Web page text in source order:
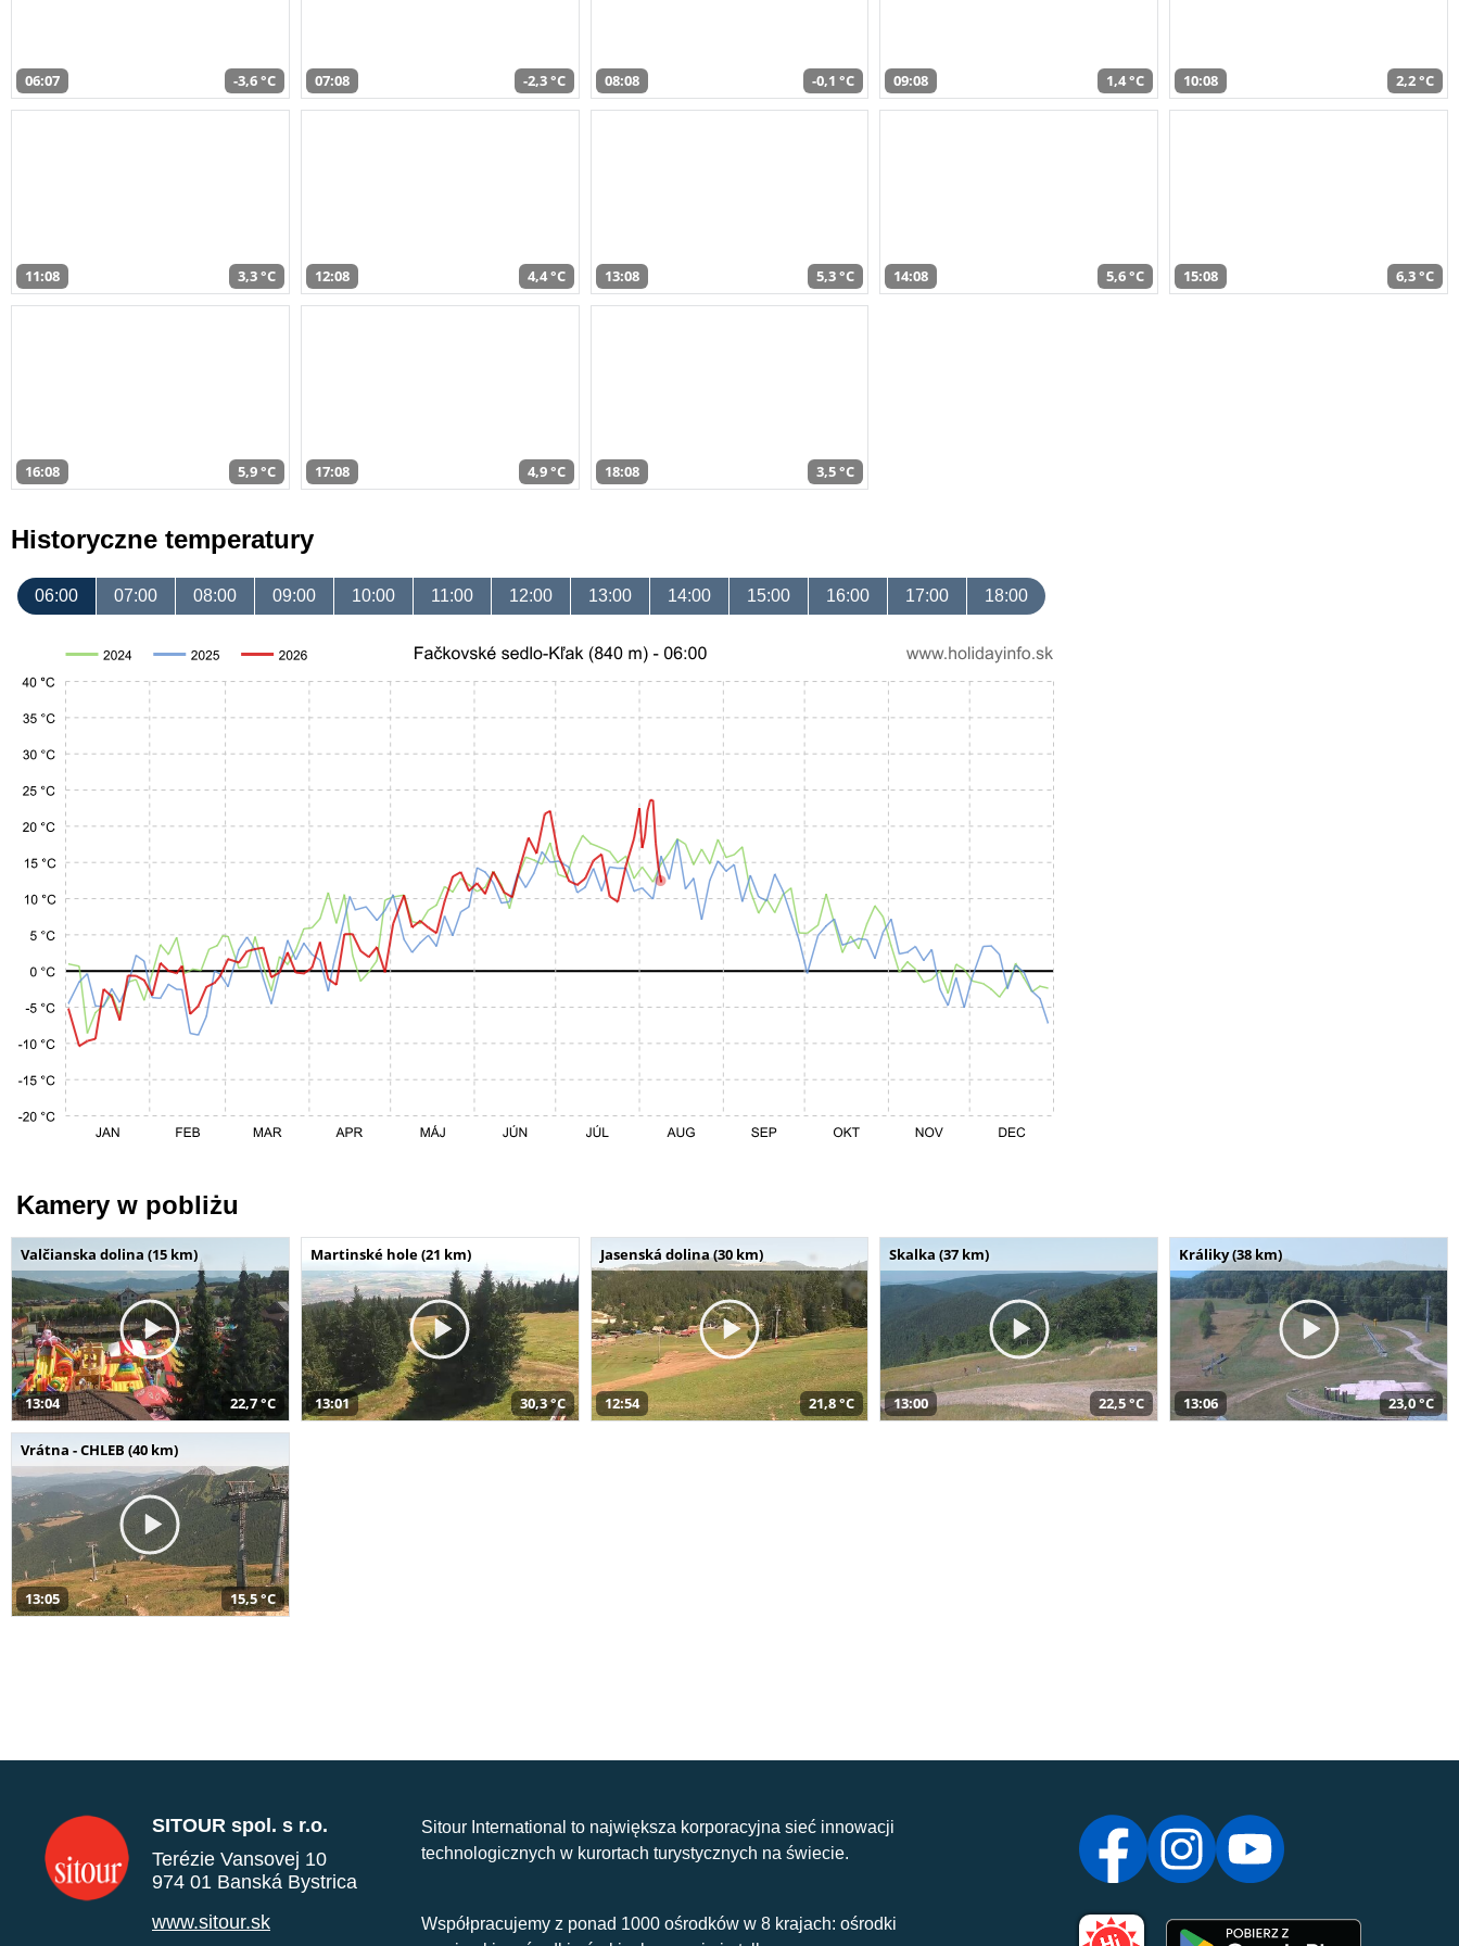
06:07 -3,6 °C 07:08 -2,3 °C 08:08 -0,1 °C 09:08 1,4 °C 10:08 2,2 °C
11:08 3,3 °C 12:08 4,4 °C 13:08 5,3 °C 14:08 5,6 °C 15:08 6,3 °C
16:08 5,9 °C 17:08 4,9 °C 18:08 3,5 °C
Historyczne temperatury
06:00 07:00 08:00 09:00 10:00 11:00 12:00 13:00 14:00 15:00 16:00 17:00 18:00
Kamery w pobliżu
Valčianska dolina (15 km)
13:04 22,7 °C
Martinské hole (21 km)
13:01 30,3 °C
Jasenská dolina (30 km)
12:54 21,8 °C
Skalka (37 km)
13:00 22,5 °C
Králiky (38 km)
13:06 23,0 °C
Vrátna - CHLEB (40 km)
13:05 15,5 °C
SITOUR spol. s r.o.
Terézie Vansovej 10
974 01 Banská Bystrica
www.sitour.sk
Sitour International to największa korporacyjna sieć innowacji
technologicznych w kurortach turystycznych na świecie.
Współpracujemy z ponad 1000 ośrodków w 8 krajach: ośrodki